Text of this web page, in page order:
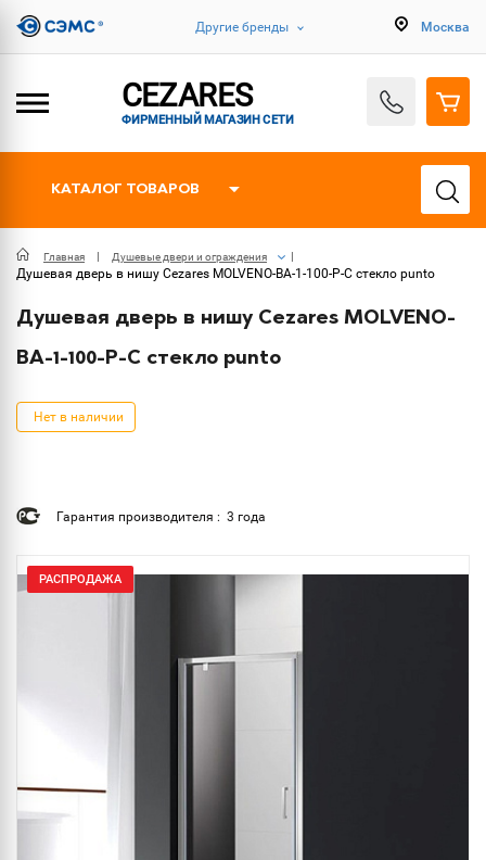
Другие бренды Москва
CEZARES
ФИРМЕННЫЙ МАГАЗИН СЕТИ
КАТАЛОГ ТОВАРОВ
Главная Душевые двери и ограждения
Душевая дверь в нишу Cezares MOLVENO-BA-1-100-P-C стекло punto
Душевая дверь в нишу Cezares MOLVENO-
BA-1-100-P-C стекло punto
Нет в наличии
Гарантия производителя : 3 года
РАСПРОДАЖА